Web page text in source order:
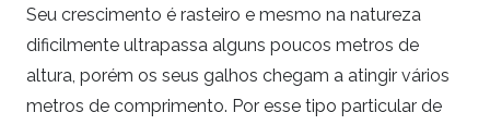
Seu crescimento é rasteiro e mesmo na natureza
dificilmente ultrapassa alguns poucos metros de
altura, porém os seus galhos chegam a atingir vários
metros de comprimento. Por esse tipo particular de